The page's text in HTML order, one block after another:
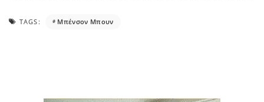
TAGS: Μπένσον Μπουν